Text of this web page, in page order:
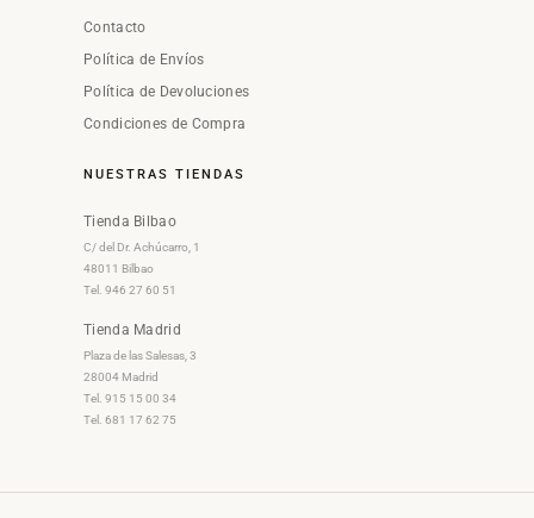
Contacto
Política de Envíos
Política de Devoluciones
Condiciones de Compra
NUESTRAS TIENDAS
Tienda Bilbao
C/ del Dr. Achúcarro, 1
48011 Bilbao
Tel. 946 27 60 51
Tienda Madrid
Plaza de las Salesas, 3
28004 Madrid
Tel. 915 15 00 34
Tel. 681 17 62 75